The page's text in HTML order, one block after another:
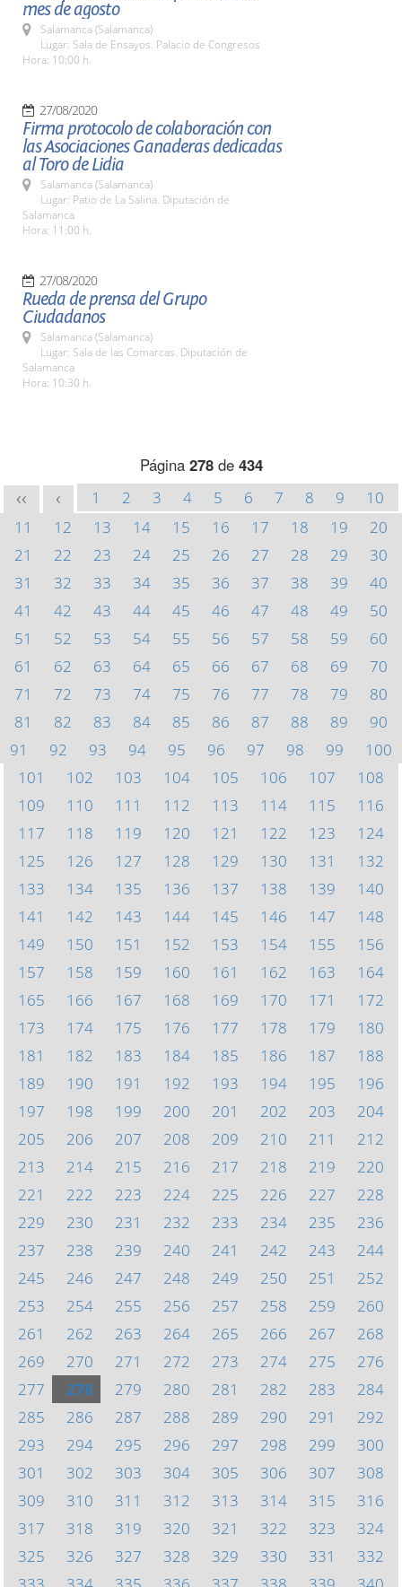
mes de agosto
Salamanca (Salamanca)
Lugar: Sala de Ensayos. Palacio de Congresos
Hora: 10:00 h.
27/08/2020
Firma protocolo de colaboración con
las Asociaciones Ganaderas dedicadas
al Toro de Lidia
Salamanca (Salamanca)
Lugar: Patio de La Salina. Diputación de
Salamanca
Hora: 11:00 h.
27/08/2020
Rueda de prensa del Grupo
Ciudadanos
Salamanca (Salamanca)
Lugar: Sala de las Comarcas. Diputación de
Salamanca
Hora: 10:30 h.
Página 278de 434
<< < 1 2 3 4 5 6 7 8 9
10
11
12 13 14 15 16 17 18 19
20
21
22 23 24 25 26 27 28 29
30
31
32 33 34 35 36 37 38 39
40
41
42 43 44 45 46 47 48 49
50
51
52 53 54 55 56 57 58 59
60
61
62 63 64 65 66 67 68 69
70
71
72 73 74 75 76 77 78 79
80
81
82 83 84 85 86 87 88 89
90
91
92 93 94 95 96 97 98 99
100
101
102 103 104 105 106 107
108
109
110 111 112 113 114 115
116
117
118 119 120 121 122 123
124
125
126 127 128 129 130 131
132
133
134 135 136 137 138 139
140
141
142 143 144 145 146 147
148
149
150 151 152 153 154 155
156
157
158 159 160 161 162 163
164
165
166 167 168 169 170 171
172
173
174 175 176 177 178 179
180
181
182 183 184 185 186 187
188
189
190 191 192 193 194 195
196
197
198 199 200 201 202 203
204
205
206 207 208 209 210 211
212
213
214 215 216 217 218 219
220
221
222 223 224 225 226 227
228
229
230 231 232 233 234 235
236
237
238 239 240 241 242 243
244
245
246 247 248 249 250 251
252
253
254 255 256 257 258 259
260
261
262 263 264 265 266 267
268
269
270 271 272 273 274 275
276
277
278 279 280 281 282 283
284
285
286 287 288 289 290 291
292
293
294 295 296 297 298 299
300
301
302 303 304 305 306 307
308
309
310 311 312 313 314 315
316
317
318 319 320 321 322 323
324
325
326 327 328 329 330 331
332